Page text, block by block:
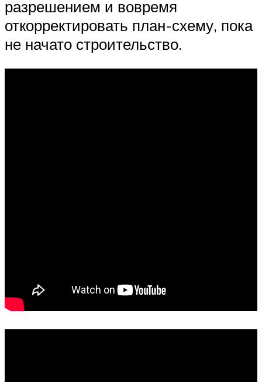
разрешением и вовремя
откорректировать план-схему, пока
не начато строительство.